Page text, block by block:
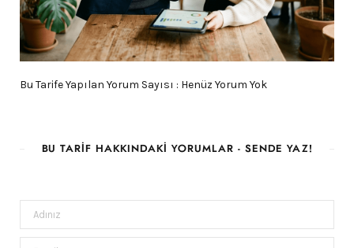
Bu Tarife Yapılan Yorum Sayısı : Henüz Yorum Yok
BU TARIF HAKKINDAKI YORUMLAR - SENDE YAZ!